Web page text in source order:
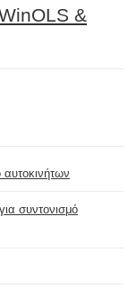
&
συντονισμό